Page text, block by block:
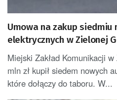
Umowa na zakup siedmiu
elektrycznych w Zielonej
Miejski Zakład Komunikacji
mln zł kupił siedem nowych
które dołączy do taboru. W...